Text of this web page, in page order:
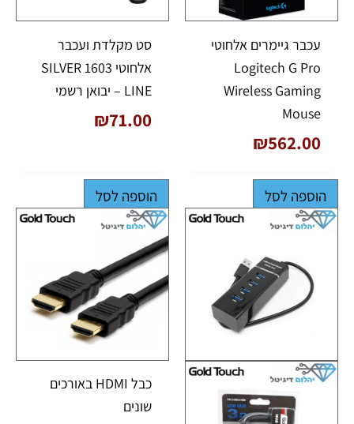
עכבר גיימרים אלחוטי
Logitech G Pro
Wireless Gaming
Mouse
₪562.00
הוספה לסל
סט מקלדת ועכבר
אלחוטי 1603 SILVER
LINE – יבואן רשמי
₪71.00
הוספה לסל
כבל HDMI באורכים
שונים
טווח
עד
⁦₪131.00⁩